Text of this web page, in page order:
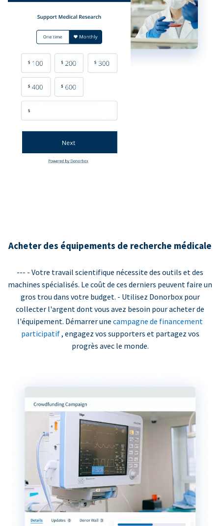
Acheter des équipements de recherche médicale
--- - Votre travail scientifique nécessite des outils et des
machines spécialisés. Le coût de ces derniers peuvent faire un
gros trou dans votre budget. - Utilisez Donorbox pour
collecter l'argent dont vous avez besoin pour acheter de
l'équipement. Démarrer une campagne de financement
participatif, engagez vos supporters et partagez vos
progrès avec le monde.